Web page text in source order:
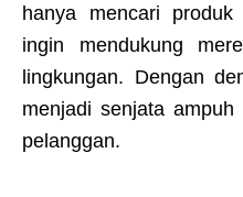
hanya mencari
ingin mendukung
lingkungan. Dengan
menjadi senjata
pelanggan.